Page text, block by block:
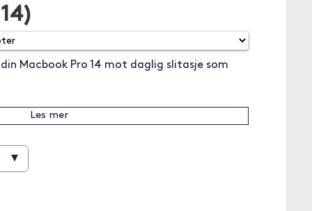
Macbook Pro 14 mot daglig slitasje som
Les mer
▾